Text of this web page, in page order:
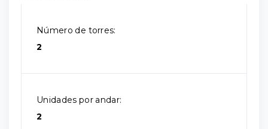
Número de torres:
2
Unidades por andar:
2